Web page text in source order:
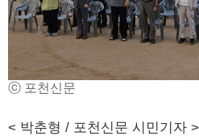
ⓒ 포천신문
< 박춘형 / 포천신문 시민기자 >